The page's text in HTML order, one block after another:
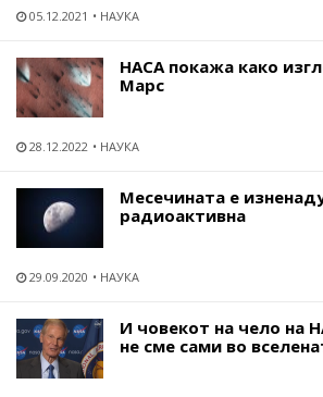
05.12.2021 НАУКА
НАСА покажа како
Марс
28.12.2022 НАУКА
Месечината е
радиоактивна
29.09.2020 НАУКА
И човекот на чело на
не сме сами во